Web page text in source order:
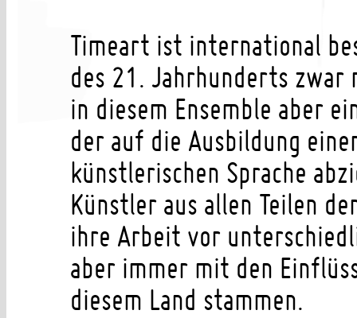
Timeart ist international
des 21. Jahrhunderts zwar
in diesem Ensemble aber
der auf die Ausbildung
künstlerischen Sprache
Künstler aus allen Teilen
ihre Arbeit vor
aber immer mit den
diesem Land stammen.